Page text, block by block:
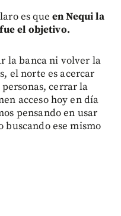
es que en Nequi la
el objetivo.
la banca ni volver la
el norte es acercar
cerrar la
acceso hoy en día
pensando en usar
buscando ese mismo